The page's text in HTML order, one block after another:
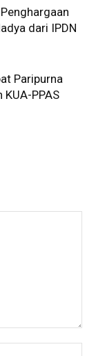
dari IPDN
Paripurna
KUA-PPAS